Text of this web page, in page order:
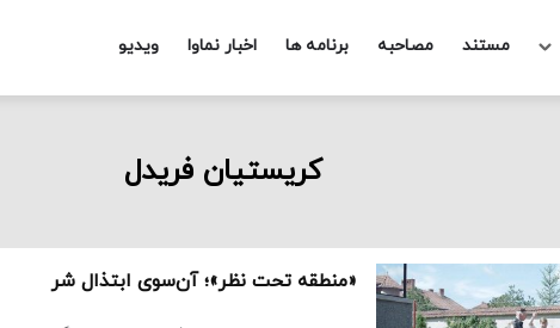
مستند مصاحبه برنامه ها اخبار نماوا ویدیو
کریستیان فریدل
«منطقه تحت نظر»؛ آن‌سوی ابتذال شر